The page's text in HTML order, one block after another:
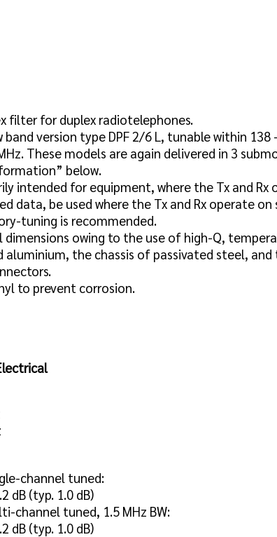
filter for duplex radiotelephones.
version type DPF 2/6 L, tunable within 138
These models are again delivered in 3
below.
intended for equipment, where the Tx and
data, be used where the Tx and Rx operate
tuning is recommended.
dimensions owing to the use of high-Q,
aluminium, the chassis of passivated steel,
to prevent corrosion.
channel tuned:
dB (typ. 1.0 dB)
channel tuned, 1.5 MHz BW:
dB (typ. 1.0 dB)